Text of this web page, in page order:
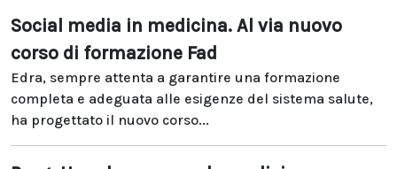
Social media in medicina. Al via nuovo
corso di formazione Fad
Edra, sempre attenta a garantire una formazione
completa e adeguata alle esigenze del sistema salute,
ha progettato il nuovo corso...